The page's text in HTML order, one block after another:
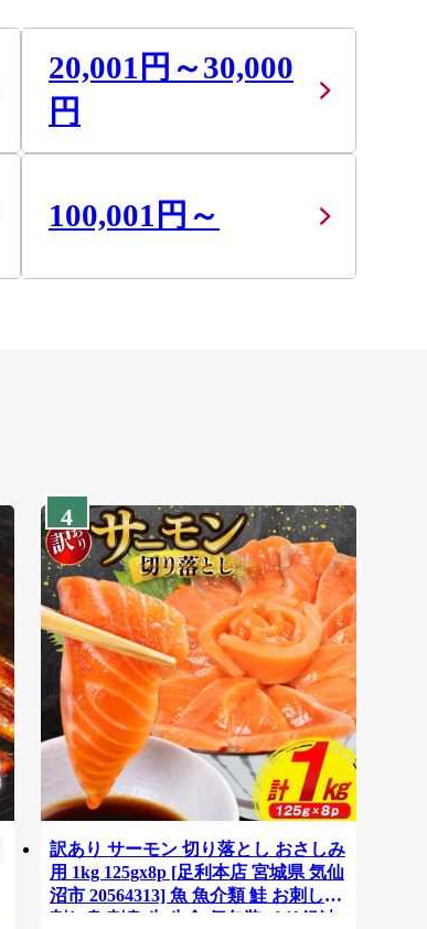
20,001円～30,000
円
100,001円～
4
訳あり サーモン 切り落とし おさしみ
用 1kg 125gx8p [足利本店 宮城県 気仙
沼市 20564313] 魚 魚介類 鮭 お刺し身
刺し身 刺身 生 生食 個包装 チリ銀鮭